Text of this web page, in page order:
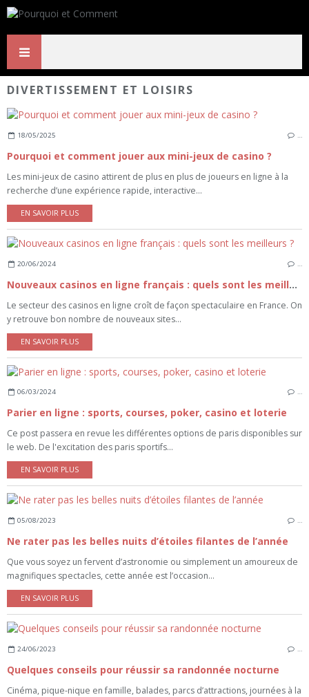
DIVERTISSEMENT ET LOISIRS
18/05/2025 …
Pourquoi et comment jouer aux mini-jeux de casino ?
Les mini-jeux de casino attirent de plus en plus de joueurs en ligne à la
recherche d’une expérience rapide, interactive...
EN SAVOIR PLUS
20/06/2024 …
Nouveaux casinos en ligne français : quels sont les meilleurs ?
Le secteur des casinos en ligne croît de façon spectaculaire en France. On
y retrouve bon nombre de nouveaux sites...
EN SAVOIR PLUS
06/03/2024 …
Parier en ligne : sports, courses, poker, casino et loterie
Ce post passera en revue les différentes options de paris disponibles sur
le web. De l'excitation des paris sportifs...
EN SAVOIR PLUS
05/08/2023 …
Ne rater pas les belles nuits d’étoiles filantes de l’année
Que vous soyez un fervent d’astronomie ou simplement un amoureux de
magnifiques spectacles, cette année est l’occasion...
EN SAVOIR PLUS
24/06/2023
Quelques conseils pour réussir sa randonnée nocturne
Cinéma, pique-nique en famille, balades, parcs d’attractions, journées à la